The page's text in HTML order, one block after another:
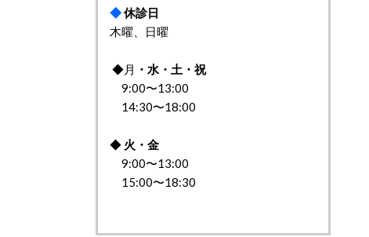
◆休診日
木曜、日曜
◆月 ・ 水・土・祝
9:00〜13:00
14:30〜18:00
◆ 火・金
9:00〜13:00
15:00〜18:30